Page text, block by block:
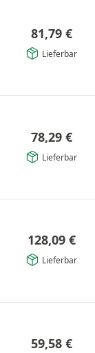
81,79 €
Lieferbar
78,29 €
Lieferbar
128,09 €
Lieferbar
59,58 €